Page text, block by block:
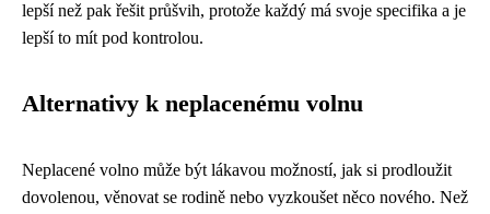
lepší než pak řešit průšvih, protože každý má svoje specifika a je
lepší to mít pod kontrolou.
Alternativy k neplacenému volnu
Neplacené volno může být lákavou možností, jak si prodloužit
dovolenou, věnovat se rodině nebo vyzkoušet něco nového. Než